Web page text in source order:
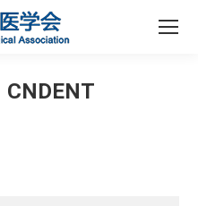
CNDENT